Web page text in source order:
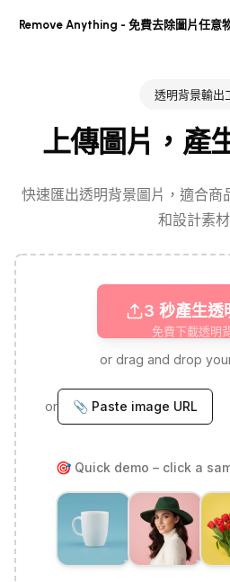
Remove Anything - 免費去除圖片任意
透明背景輸出
上傳圖片，產
快速匯出透明背景圖片，適合
和設計素材
3 秒產生透
免費下載透明
or drag and drop
or 📎 Paste image URL
🎯 Quick demo – click a